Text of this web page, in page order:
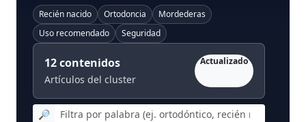
Recién nacido Ortodoncia
Mordederas
Uso recomendado
Seguridad
12contenidos
Artículos del cluster
Actualizado
🔎